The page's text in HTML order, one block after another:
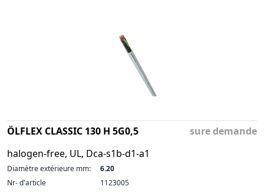
ÖLFLEX CLASSIC 130 H 5G0,5
halogen-free, UL, Dca-s1b-d1-a1
sure demande
Diamètre extérieure mm:
6.20
Nr- d'article
1123005